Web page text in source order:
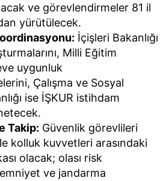
ve görevlendirmeler 81 il
yürütülecek.
İçişleri Bakanlığı
Milli Eğitim
uygunluk
Çalışma ve Sosyal
ise İŞKUR istihdam
Takip: Güvenlik görevlileri
kolluk kuvvetleri arasındaki
olacak; olası risk
ve jandarma